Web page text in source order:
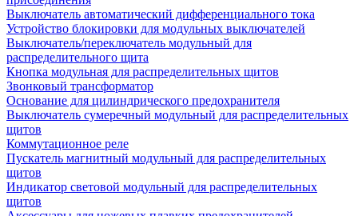
Выключатель автоматический дифференциального тока
Устройство блокировки для модульных выключателей
Выключатель/переключатель модульный для
распределительного щита
Кнопка модульная для распределительных щитов
Звонковый трансформатор
Основание для цилиндрического предохранителя
Выключатель сумеречный модульный для распределительных
щитов
Коммутационное реле
Пускатель магнитный модульный для распределительных
щитов
Индикатор световой модульный для распределительных
щитов